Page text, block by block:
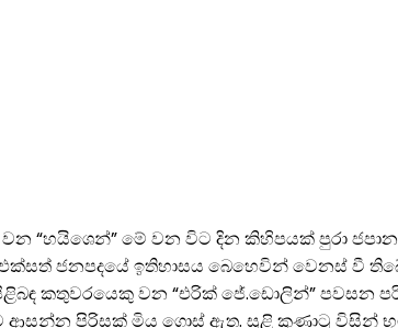
“හයිශෙන්” මේ වන විට දින කිහිපයක් පුරා
ජනපදයේ ඉතිහාසය බෙහෙවින් වෙනස් වී
කතුවරයෙකු වන “එරික් ජේ.ඩොලින්” පවසන
ආසන්න පිරිසක් මිය ගොස් ඇත. සුළි කුණාටු විසින්